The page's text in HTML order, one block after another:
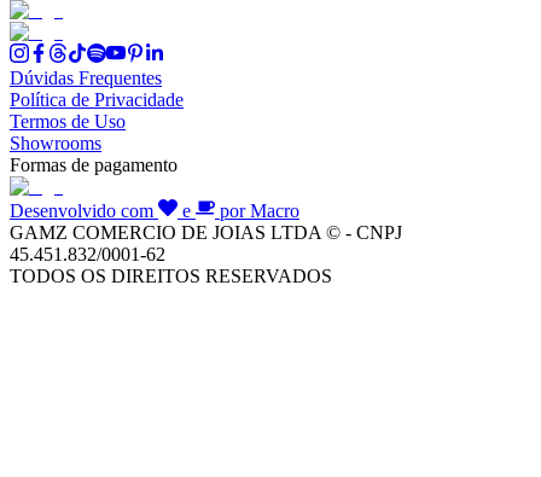
Dúvidas Frequentes
Política de Privacidade
Termos de Uso
Showrooms
Formas de pagamento
Desenvolvido com e
por Macro
GAMZ COMERCIO DE JOIAS LTDA © - CNPJ
45.451.832/0001-62
TODOS OS DIREITOS RESERVADOS